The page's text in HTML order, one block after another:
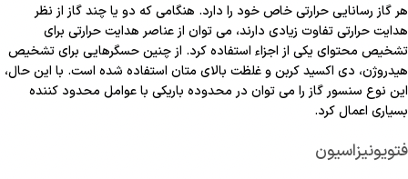
هر گاز رسانایی حرارتی خاص خود را دارد. هنگامی که دو یا چند گاز از نظر
هدایت حرارتی تفاوت زیادی دارند، می توان از عناصر هدایت حرارتی برای
تشخیص محتوای یکی از اجزاء استفاده کرد. از چنین حسگرهایی برای تشخیص
هیدروژن، دی اکسید کربن و غلظت بالای متان استفاده شده است. با این حال،
این نوع سنسور گاز را می توان در محدوده باریکی با عوامل محدود کننده
بسیاری اعمال کرد.
فتویونیزاسیون